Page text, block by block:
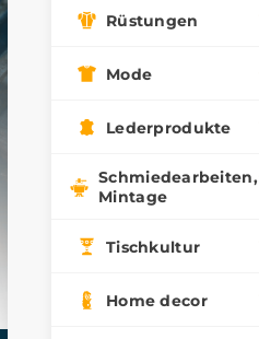
Rüstungen
Mode
Lederprodukte
Schmiedearbeiten,
Mintage
Tischkultur
Home decor